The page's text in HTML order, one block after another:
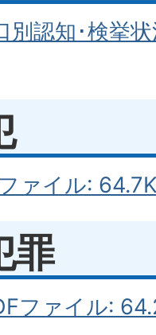
別認知･検挙
ァイル:
罪
ファイル: